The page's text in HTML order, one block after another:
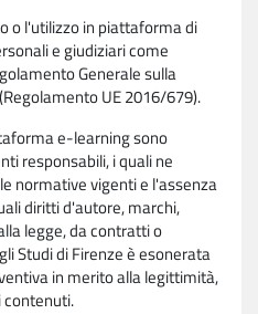
o l'utilizzo in piattaforma di
e giudiziari come
Generale sulla
UE 2016/679).
e-learning sono
responsabili, i quali ne
normative vigenti e l'assenza
diritti d'autore, marchi,
legge, da contratti o
Studi di Firenze è esonerata
in merito alla legittimità,
contenuti.